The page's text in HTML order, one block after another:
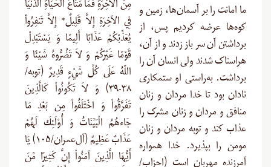
ما امانت را بر آسمان‌ها، زمین و
کوه‌ها عرضه کردیم پس، از
برداشتن آن سر باز زدند و از آن،
هراسناک شدند ولی انسان آن را
برداشت. به‌راستی او ستمکاری
نادان بود تا خدا مردان و زنان
منافق و مردان و زنان مشرک را
عذاب کند و توبه مردان و زنان
مومن را بپذیرد. خدا همواره
آمرزنده مهربان است (احزاب/
مِنَ الآخِرَةِ فَمَا مَتَاعُ الْحَيَاةِ الدُّنْيَا
فِي الآخِرَةِ إِلاَّ قَلِيلٌ* إِلاَّ تَنفِرُواْ
يُعَذِّبْكُمْ عَذَابًا أَلِيمًا وَ يَسْتَبْدِلْ
قَوْمًا غَيْرَكُمْ وَ لاَ تَضُرُّوهُ شَيْئًا وَ
اللّهُ عَلَى كُلِّ شَيْءٍ قَدِيرٌ (توبه/
۳۸-۳۹) وَ لاَ تَكُونُواْ كَالَّذِينَ
تَفَرَّقُواْ وَ اخْتَلَفُواْ مِن بَعْدِ مَا
جَاءهُمُ الْبَيِّنَاتُ وَ أُوْلَئِكَ لَهُمْ
عَذَابٌ عَظِيمٌ (آل‌عمران/۱۰۵) يَا
أَيُّهَا الَّذِينَ آمَنُواْ إِنَّ كَثِيرًا مِّنَ